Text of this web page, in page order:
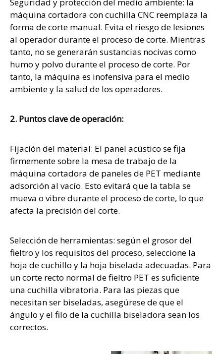
Seguridad y protección del medio ambiente: la
máquina cortadora con cuchilla CNC reemplaza la
forma de corte manual. Evita el riesgo de lesiones
al operador durante el proceso de corte. Mientras
tanto, no se generarán sustancias nocivas como
humo y polvo durante el proceso de corte. Por
tanto, la máquina es inofensiva para el medio
ambiente y la salud de los operadores.
2. Puntos clave de operación:
Fijación del material: El panel acústico se fija
firmemente sobre la mesa de trabajo de la
máquina cortadora de paneles de PET mediante
adsorción al vacío. Esto evitará que la tabla se
mueva o vibre durante el proceso de corte, lo que
afecta la precisión del corte.
Selección de herramientas: según el grosor del
fieltro y los requisitos del proceso, seleccione la
hoja de cuchillo y la hoja biselada adecuadas. Para
un corte recto normal de fieltro PET es suficiente
una cuchilla vibratoria. Para las piezas que
necesitan ser biseladas, asegúrese de que el
ángulo y el filo de la cuchilla biseladora sean los
correctos.